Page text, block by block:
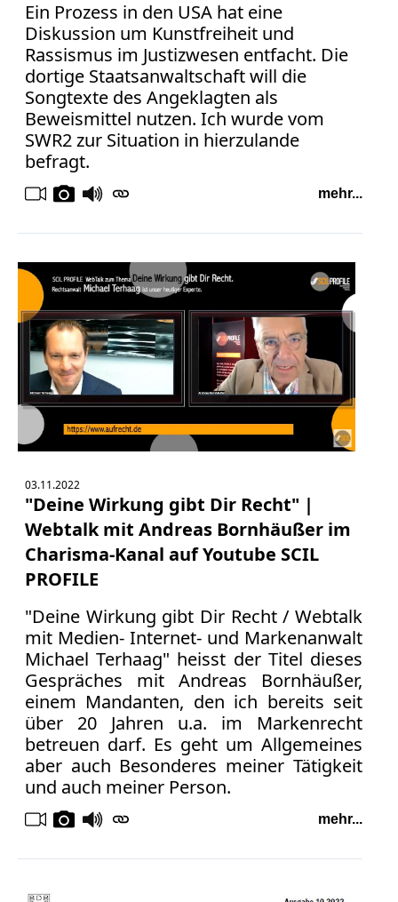
Ein Prozess in den USA hat eine
Diskussion um Kunstfreiheit und
Rassismus im Justizwesen entfacht. Die
dortige Staatsanwaltschaft will die
Songtexte des Angeklagten als
Beweismittel nutzen. Ich wurde vom
SWR2 zur Situation in hierzulande
befragt.
mehr...
03.11.2022
"Deine Wirkung gibt Dir Recht" |
Webtalk mit Andreas Bornhäußer im
Charisma-Kanal auf Youtube SCIL
PROFILE
"Deine Wirkung gibt Dir Recht / Webtalk
mit Medien- Internet- und Markenanwalt
Michael Terhaag" heisst der Titel dieses
Gespräches mit Andreas Bornhäußer,
einem Mandanten, den ich bereits seit
über 20 Jahren u.a. im Markenrecht
betreuen darf. Es geht um Allgemeines
aber auch Besonderes meiner Tätigkeit
und auch meiner Person.
mehr...